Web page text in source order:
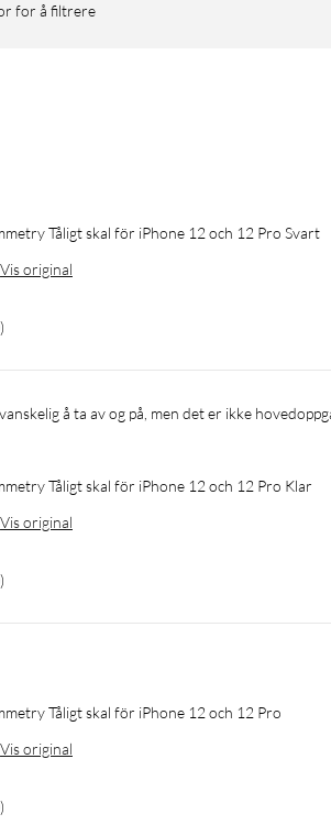
for å filtrere
Tåligt skal för iPhone 12 och 12 Pro Svart
Vis original
)
Tåligt skal för iPhone 12 och 12 Pro Klar
Vis original
)
Tåligt skal för iPhone 12 och 12 Pro
Vis original
)